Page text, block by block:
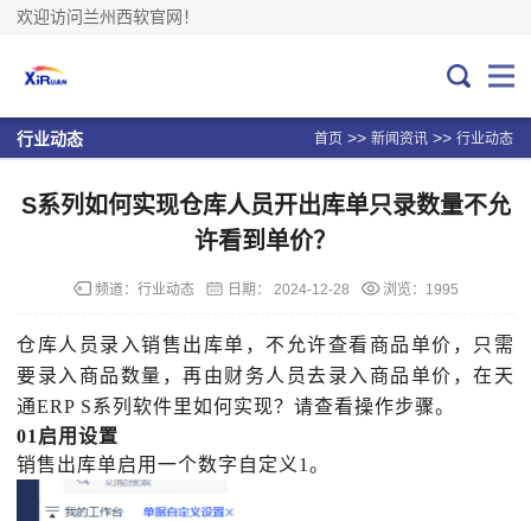
欢迎访问兰州西软官网！
首页 >> 新闻资讯 >> 行业动态
行业动态
S系列如何实现仓库人员开出库单只录数量不允
许看到单价？
频道： 行业动态 日期： 2024-12-28 浏览：1995
仓库人员录入销售出库单，不允许查看商品单价，只需
要录入商品数量，再由财务人员去录入商品单价，在天
通ERP S系列软件里如何实现？请查看操作步骤。
01启用设置
销售出库单启用一个数字自定义 1。